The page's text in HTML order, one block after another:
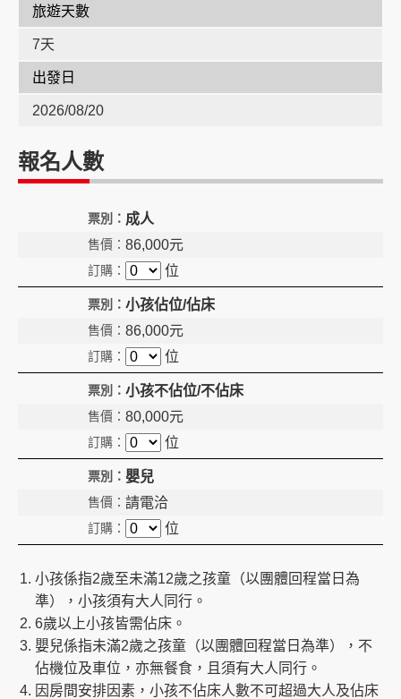
創造旅遊
旅遊天數
7天
出發日
2026/08/20
報名人數
成人
86,000元
位
小孩佔位/佔床
86,000元
位
小孩不佔位/不佔床
80,000元
位
嬰兒
請電洽
位
小孩係指2歲至未滿12歲之孩童（以團體回程當日為
準），小孩須有大人同行。
6歲以上小孩皆需佔床。
嬰兒係指未滿2歲之孩童（以團體回程當日為準），不
佔機位及車位，亦無餐食，且須有大人同行。
因房間安排因素，小孩不佔床人數不可超過大人及佔床